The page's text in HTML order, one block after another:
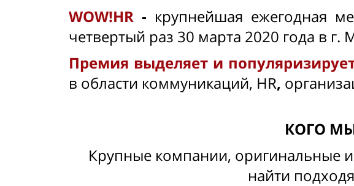
WOW!HR - крупнейшая ежегодная
четвертый раз 30 марта 2020 года в г.
Премия выделяет и
в области коммуникаций, HR,
КОГО
Крупные компании, оригинальные
найти